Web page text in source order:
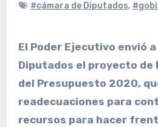
#cámara de Diputados,
El Poder Ejecutivo envió a la Cámara de
Diputados el proyecto de
del Presupuesto 2020,
readecuaciones para
recursos para hacer